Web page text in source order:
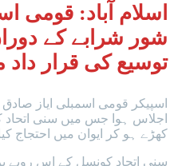
اسلام آباد: قومی
توسیع کی قرار
اسپیکر قومی اسمبلی ایاز
اجلاس ہوا جس میں سنی اتحاد
کھڑے ہو کر ایوان میں احتجاج
سنی اتحاد کونسل کے اس رویے